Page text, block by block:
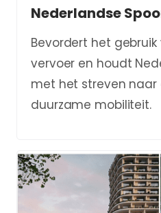
Nederlandse
Bevordert het
vervoer en houdt
met het streven
duurzame mobiliteit.